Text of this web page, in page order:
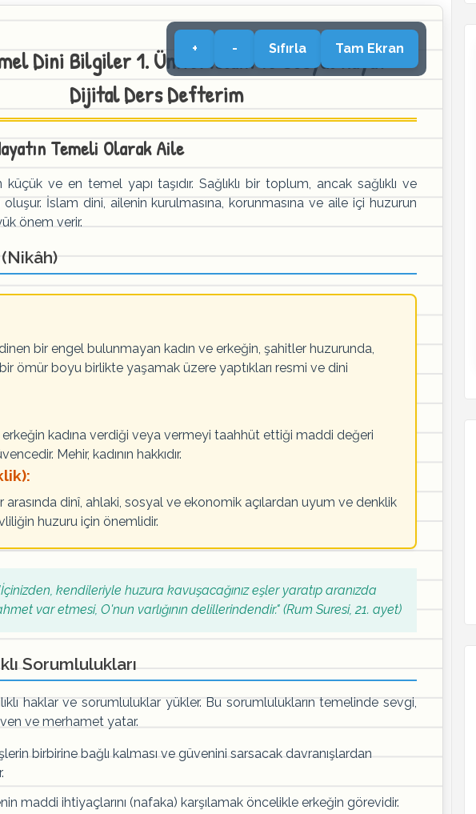
+ - Sıfırla Tam Ekran
Dini Bilgiler 1. Ünite: İslam ve Sosyal Hayat -
Dijital Ders Defterim
Temeli Olarak Aile
ve en temel yapı taşıdır. Sağlıklı bir toplum, ancak sağlıklı ve
İslam dini, ailenin kurulmasına, korunmasına ve aile içi huzurun
önem verir.
bir engel bulunmayan kadın ve erkeğin, şahitler huzurunda,
bir ömür boyu birlikte yaşamak üzere yaptıkları resmi ve dini
erkeğin kadına verdiği veya vermeyi taahhüt ettiği maddi değeri
Mehir, kadının hakkıdır.
arasında dinî, ahlaki, sosyal ve ekonomik açılardan uyum ve denklik
huzuru için önemlidir.
kendileriyle huzura kavuşacağınız eşler yaratıp aranızda
var etmesi, O'nun varlığının delillerindendir." (Rum Suresi, 21. ayet)
Sorumlulukları
haklar ve sorumluluklar yükler. Bu sorumlulukların temelinde sevgi,
ve merhamet yatar.
birbirine bağlı kalması ve güvenini sarsacak davranışlardan
maddi ihtiyaçlarını (nafaka) karşılamak öncelikle erkeğin görevidir.